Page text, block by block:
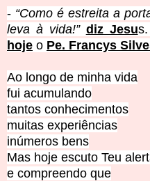
- “Como é estreita a
leva à vida!” diz Jesu
hoje o Pe. Francys
Ao longo de minha vida
fui acumulando
tantos conhecimentos
muitas experiências
inúmeros bens
Mas hoje escuto Teu
e compreendo que